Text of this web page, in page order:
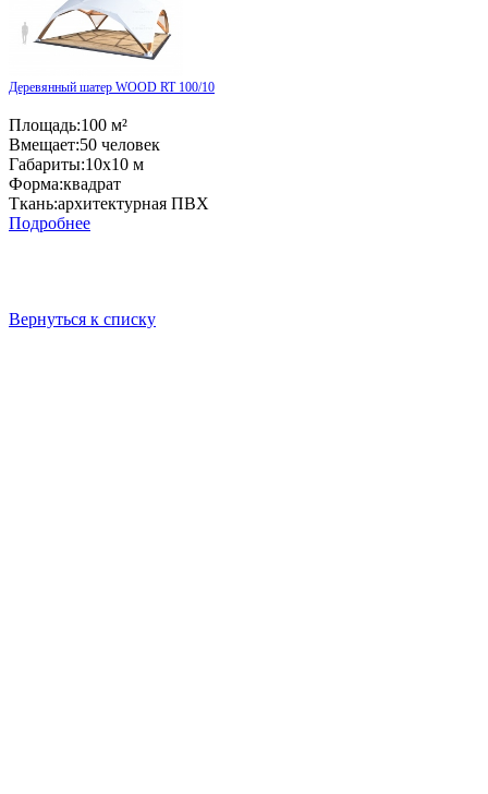
Деревянный шатер WOOD RT 100/10
Площадь:100 м²
Вмещает:50 человек
Габариты:10x10 м
Форма:квадрат
Ткань:архитектурная ПВХ
Подробнее
Вернуться к списку